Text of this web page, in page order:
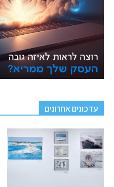
עדכונים אחרונים